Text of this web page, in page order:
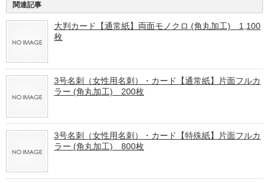
関連記事
大判カード【通常紙】両面モノクロ (角丸加工) 1,100
枚
3号名刺（女性用名刺）・カード【通常紙】片面フルカ
ラー (角丸加工) 200枚
3号名刺（女性用名刺）・カード【特殊紙】片面フルカ
ラー (角丸加工) 800枚